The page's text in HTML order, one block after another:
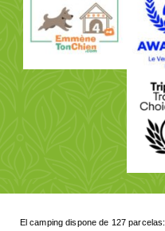
El camping dispone de 127 parcelas: